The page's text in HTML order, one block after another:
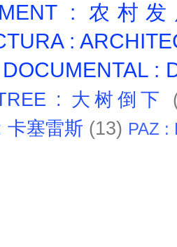
: 农村
:
DOCUMENTAL :
: 大树倒下
卡塞雷斯 (13) PAZ :